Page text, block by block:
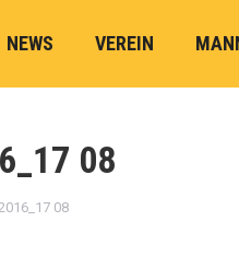
NEWS VEREIN
08
sich hier:
08